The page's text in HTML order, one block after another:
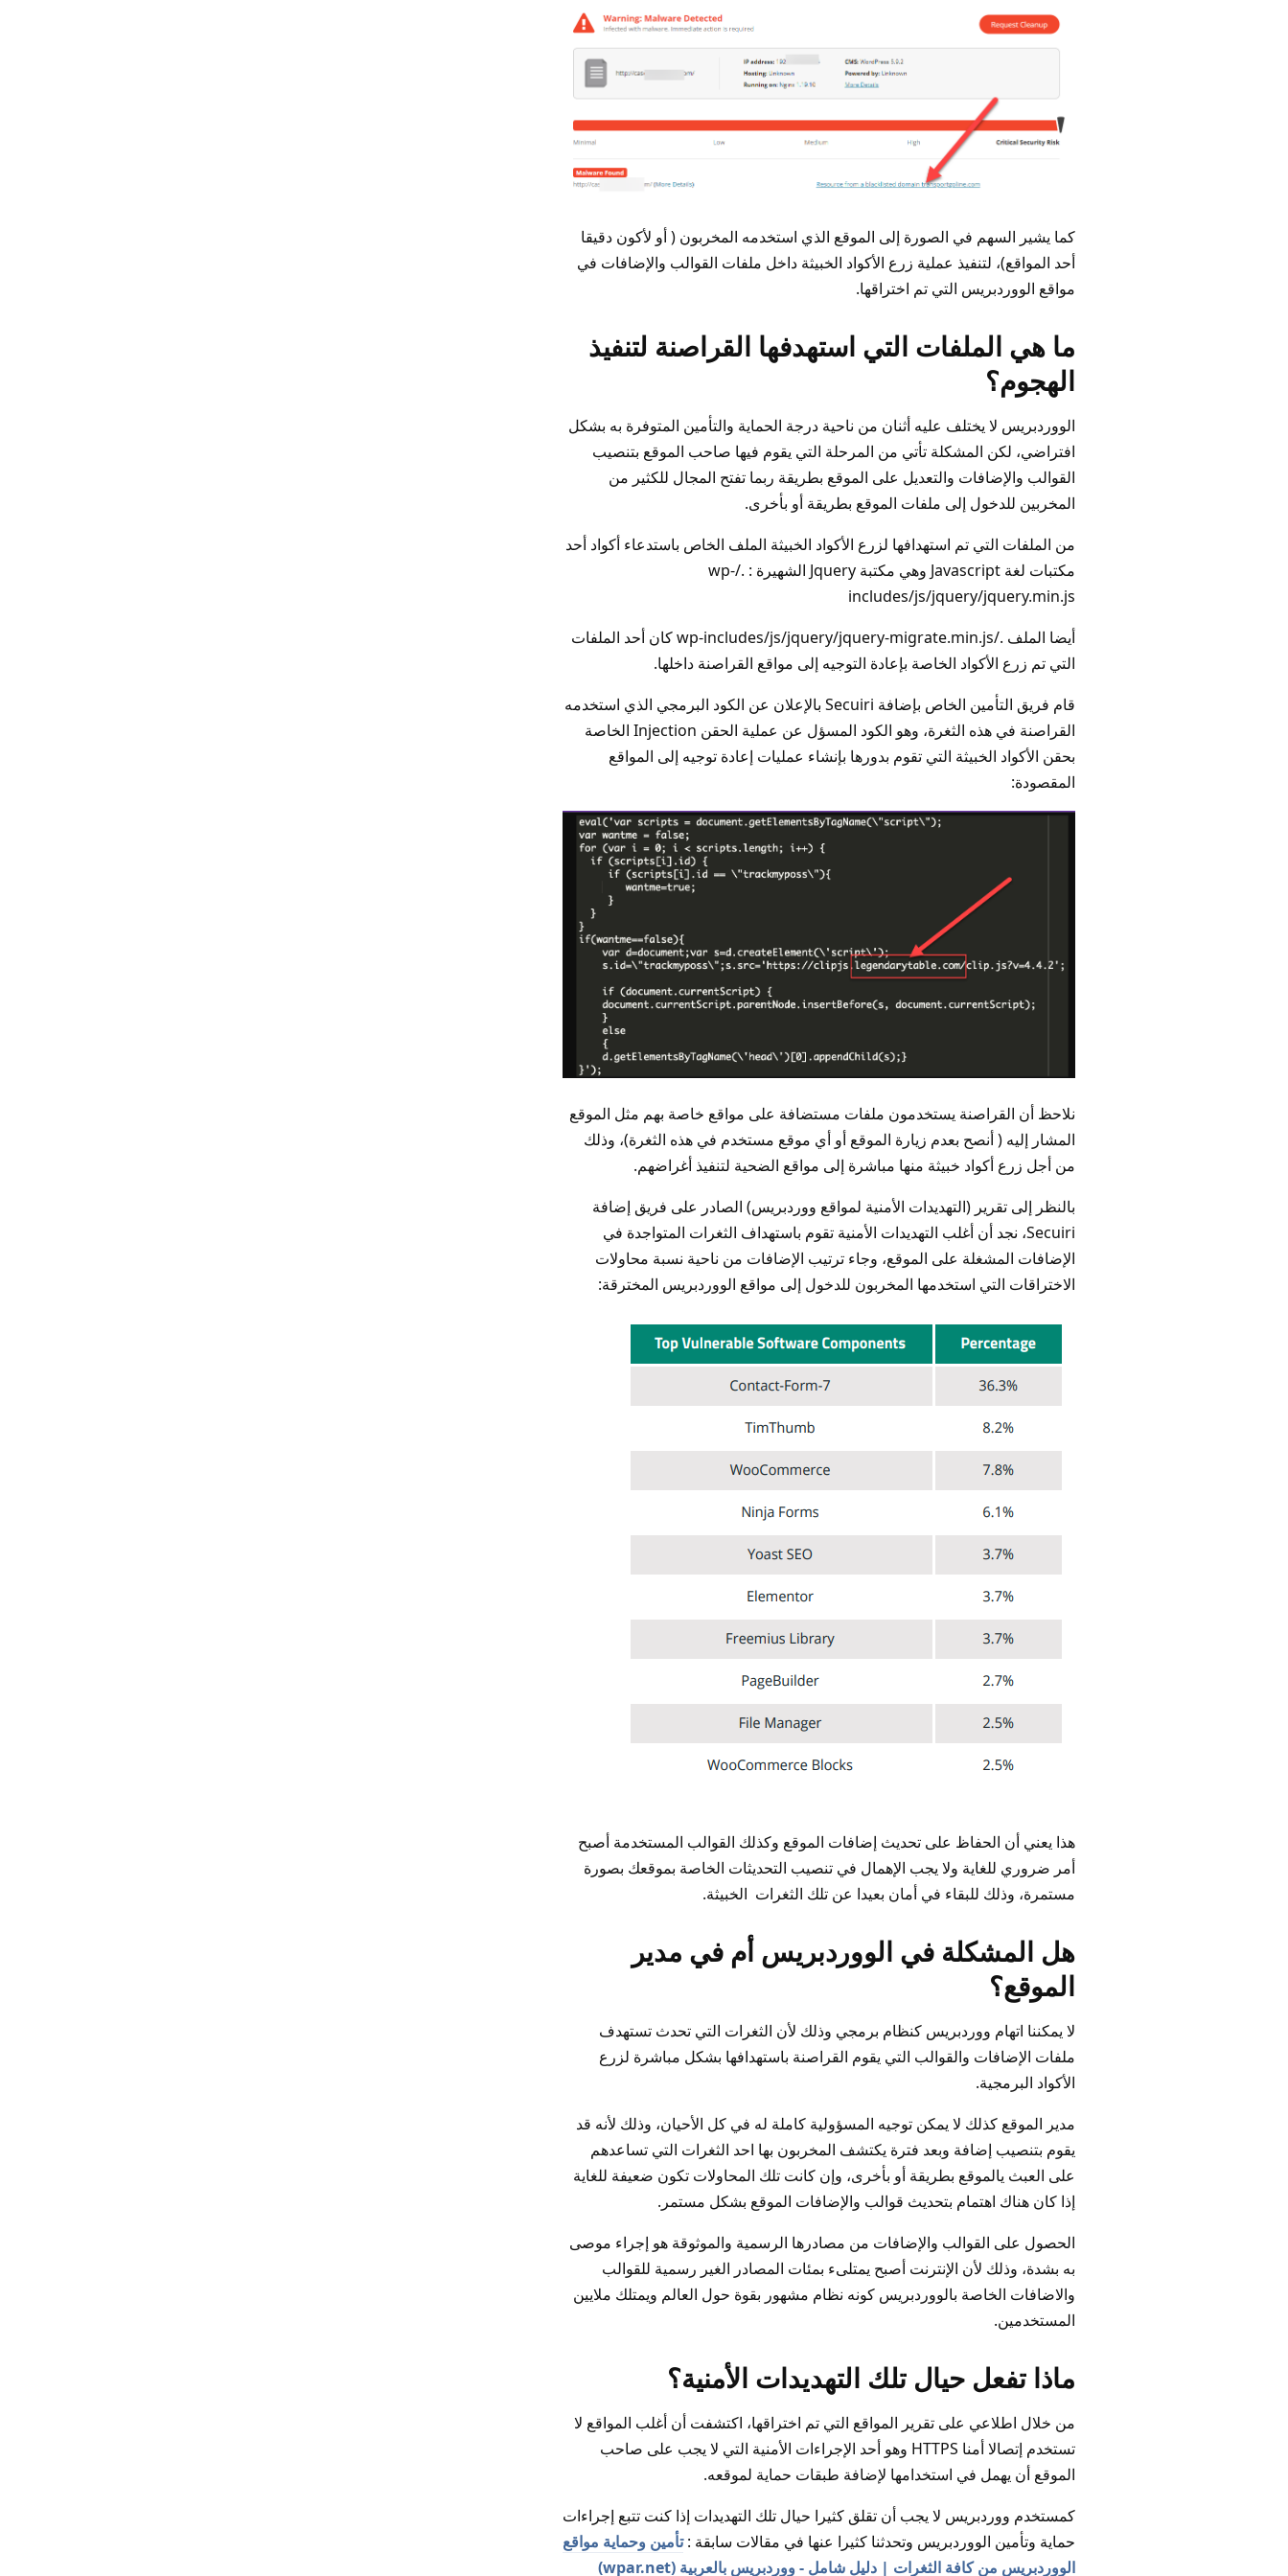
كما يشير السهم في الصورة إلى الموقع الذي استخدمه المخربون ( أو لأكون دقيقا
أحد المواقع)، لتنفيذ عملية زرع الأكواد الخبيثة داخل ملفات القوالب والإضافات في
مواقع الووردبريس التي تم اختراقها.
ما هي الملفات التي استهدفها القراصنة لتنفيذ
الهجوم؟
الووردبريس لا يختلف عليه أثنان من ناحية درجة الحماية والتأمين المتوفرة به بشكل
افتراضي، لكن المشكلة تأتي من المرحلة التي يقوم فيها صاحب الموقع بتنصيب
القوالب والإضافات والتعديل على الموقع بطريقة ربما تفتح المجال للكثير من
المخربين للدخول إلى ملفات الموقع بطريقة أو بأخرى.
من الملفات التي تم استهدافها لزرع الأكواد الخبيثة الملف الخاص باستدعاء أكواد أحد
مكتبات لغة Javascript وهي مكتبة Jquery الشهيرة : ./wp-
includes/js/jquery/jquery.min.js
أيضا الملف ./wp-includes/js/jquery/jquery-migrate.min.js كان أحد الملفات
التي تم زرع الأكواد الخاصة بإعادة التوجيه إلى مواقع القراصنة داخلها.
قام فريق التأمين الخاص بإضافة Secuiri بالإعلان عن الكود البرمجي الذي استخدمه
القراصنة في هذه الثغرة، وهو الكود المسؤل عن عملية الحقن Injection الخاصة
بحقن الأكواد الخبيثة التي تقوم بدورها بإنشاء عمليات إعادة توجيه إلى المواقع
المقصودة:
نلاحظ أن القراصنة يستخدمون ملفات مستضافة على مواقع خاصة بهم مثل الموقع
المشار إليه ( أنصح بعدم زيارة الموقع أو أي موقع مستخدم في هذه الثغرة)، وذلك
من أجل زرع أكواد خبيثة منها مباشرة إلى مواقع الضحية لتنفيذ أغراضهم.
بالنظر إلى تقرير (التهديدات الأمنية لمواقع ووردبريس) الصادر على فريق إضافة
Secuiri، نجد أن أغلب التهديدات الأمنية تقوم باستهداف الثغرات المتواجدة في
الإضافات المشغلة على الموقع، وجاء ترتيب الإضافات من ناحية نسبة محاولات
الاختراقات التي استخدمها المخربون للدخول إلى مواقع الووردبريس المخترقة:
هذا يعني أن الحفاظ على تحديث إضافات الموقع وكذلك القوالب المستخدمة أصبح
أمر ضروري للغاية ولا يجب الإهمال في تنصيب التحديثات الخاصة بموقعك بصورة
مستمرة، وذلك للبقاء في أمان بعيدا عن تلك الثغرات الخبيثة.
هل المشكلة في الووردبريس أم في مدير
الموقع؟
لا يمكننا اتهام ووردبريس كنظام برمجي وذلك لأن الثغرات التي تحدث تستهدف
ملفات الإضافات والقوالب التي يقوم القراصنة باستهدافها بشكل مباشرة لزرع
الأكواد البرمجية.
مدير الموقع كذلك لا يمكن توجيه المسؤولية كاملة له في كل الأحيان، وذلك لأنه قد
يقوم بتنصيب إضافة وبعد فترة يكتشف المخربون بها احد الثغرات التي تساعدهم
على العبث يالموقع بطريقة أو بأخرى، وإن كانت تلك المحاولات تكون ضعيفة للغاية
إذا كان هناك اهتمام بتحديث قوالب والإضافات الموقع بشكل مستمر.
الحصول على القوالب والإضافات من مصادرها الرسمية والموثوقة هو إجراء موصى
به بشدة، وذلك لأن الإنترنت أصبح يمتلىء بمئات المصادر الغير رسمية للقوالب
والاضافات الخاصة بالووردبريس كونه نظام مشهور بقوة حول العالم ويمتلك ملايين
المستخدمين.
ماذا تفعل حيال تلك التهديدات الأمنية؟
من خلال اطلاعي على تقرير المواقع التي تم اختراقها، اكتشفت أن أغلب المواقع لا
تستخدم إتصالا أمنا HTTPS وهو أحد الإجراءات الأمنية التي لا يجب على صاحب
الموقع أن يهمل في استخدامها لإضافة طبقات حماية لموقعه.
كمستخدم ووردبريس لا يجب أن تقلق كثيرا حيال تلك التهديدات إذا كنت تتبع إجراءات
حماية وتأمين الووردبريس وتحدثنا كثيرا عنها في مقالات سابقة :تأمين وحماية مواقع
الووردبريس من كافة الثغرات | دليل شامل - ووردبريس بالعربية (wpar.net)